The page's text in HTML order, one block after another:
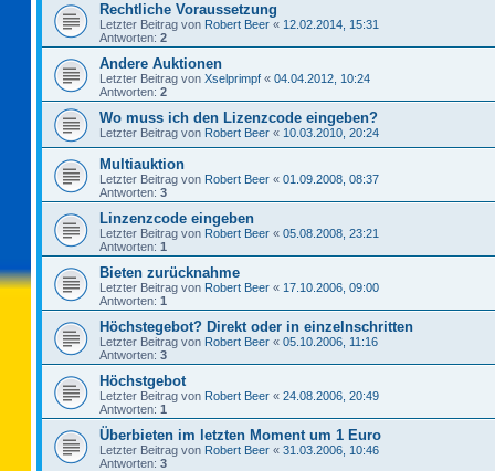
Rechtliche Voraussetzung
Letzter Beitrag von Robert Beer « 12.02.2014, 15:31
Antworten: 2
Andere Auktionen
Letzter Beitrag von Xselprimpf « 04.04.2012, 10:24
Antworten: 2
Wo muss ich den Lizenzcode eingeben?
Letzter Beitrag von Robert Beer « 10.03.2010, 20:24
Multiauktion
Letzter Beitrag von Robert Beer « 01.09.2008, 08:37
Antworten: 3
Linzenzcode eingeben
Letzter Beitrag von Robert Beer « 05.08.2008, 23:21
Antworten: 1
Bieten zurücknahme
Letzter Beitrag von Robert Beer « 17.10.2006, 09:00
Antworten: 1
Höchstegebot? Direkt oder in einzelnschritten
Letzter Beitrag von Robert Beer « 05.10.2006, 11:16
Antworten: 3
Höchstgebot
Letzter Beitrag von Robert Beer « 24.08.2006, 20:49
Antworten: 1
Überbieten im letzten Moment um 1 Euro
Letzter Beitrag von Robert Beer « 31.03.2006, 10:46
Antworten: 3